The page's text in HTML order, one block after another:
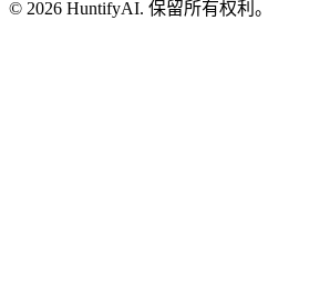
© 2026 HuntifyAI. 保留所有权利。